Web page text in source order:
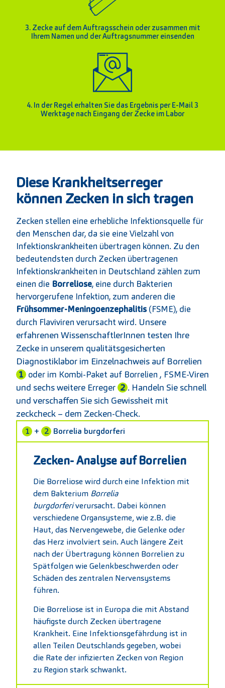
3. Zecke auf dem Auftragsschein oder zusammen mit
Ihrem Namen und der Auftragsnummer einsenden
4. In der Regel erhalten Sie das Ergebnis per E-Mail 3
Werktage nach Eingang der Zecke im Labor
1 + 2 Borrelia burgdorferi
Zecken- Analyse auf Borrelien
Die Borreliose wird durch eine Infektion mit
dem Bakterium Borrelia
burgdorferiverursacht. Dabei können
verschiedene Organsysteme, wie z.B. die
Haut, das Nervengewebe, die Gelenke oder
das Herz involviert sein. Auch längere Zeit
nach der Übertragung können Borrelien zu
Spätfolgen wie Gelenkbeschwerden oder
Schäden des zentralen Nervensystems
führen.
Die Borreliose ist in Europa die mit Abstand
häufigste durch Zecken übertragene
Krankheit. Eine Infektionsgefährdung ist in
allen Teilen Deutschlands gegeben, wobei
die Rate der infizierten Zecken von Region
zu Region stark schwankt.
Diese Krankheitserreger
können Zecken in sich tragen
Zecken stellen eine erhebliche Infektionsquelle für
den Menschen dar, da sie eine Vielzahl von
Infektionskrankheiten übertragen können. Zu den
bedeutendsten durch Zecken übertragenen
Infektionskrankheiten in Deutschland zählen zum
einen die Borreliose, eine durch Bakterien
hervorgerufene Infektion, zum anderen die
Frühsommer-Meningoenzephalitis(FSME), die
durch Flaviviren verursacht wird. Unsere
erfahrenen WissenschaftlerInnen testen Ihre
Zecke in unserem qualitätsgesicherten
Diagnostiklabor im Einzelnachweis auf Borrelien
1 oder im Kombi-Paket auf Borrelien , FSME-Viren
und sechs weitere Erreger 2 . Handeln Sie schnell
und verschaffen Sie sich Gewissheit mit
zeckcheck – dem Zecken-Check.